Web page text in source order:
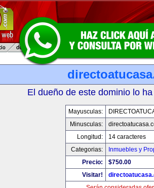
El dueño de este dominio lo
Mayusculas:
Minusculas:
Longitud:
14 caracteres
Categorias:
Inmuebles y
Precio:
$750.00
Visitar!